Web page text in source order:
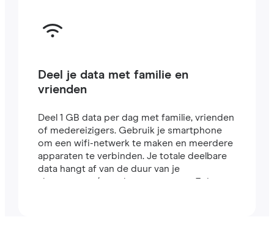
Deel je data met familie en
vrienden
Deel 1 GB data per dag met familie, vrienden
of medereizigers. Gebruik je smartphone
om een wifi-netwerk te maken en meerdere
apparaten te verbinden. Je totale deelbare
data hangt af van de duur van je
abonnement (een abonnement van 7 dagen